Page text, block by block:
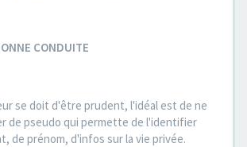
CONDUITE
se doit d'être prudent, l'idéal est de ne
de pseudo qui permette de l'identifier
de prénom, d'infos sur la vie privée.